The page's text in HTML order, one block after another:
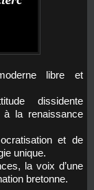
libre et
dissidente
à la renaissance
et de
unique.
la voix d’une
bretonne.